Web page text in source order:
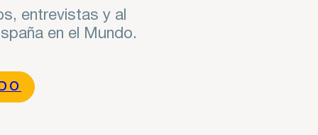
entrevistas y al
en el Mundo.